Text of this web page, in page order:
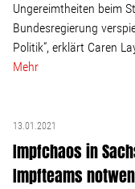
Ungereimtheiten beim
Bundesregierung
Politik“, erklärt Caren
Mehr
13.01.2021
Impfchaos in
Impfteams